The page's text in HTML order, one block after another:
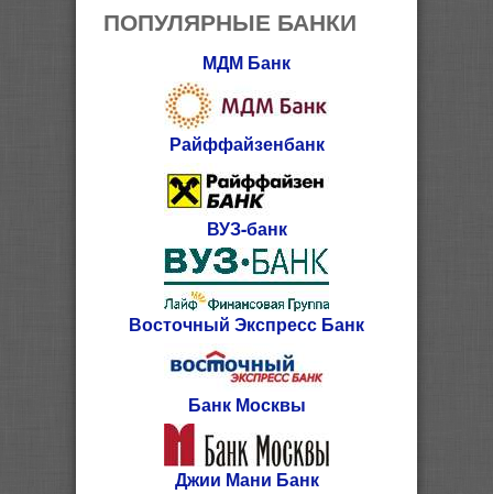
ПОПУЛЯРНЫЕ БАНКИ
МДМ Банк
Райффайзенбанк
ВУЗ-банк
Восточный Экспресс Банк
Банк Москвы
Джии Мани Банк